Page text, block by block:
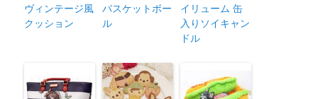
ヴィンテージ風
クッション
バスケットボー
ル
イリューム 缶
入りソイキャン
ドル